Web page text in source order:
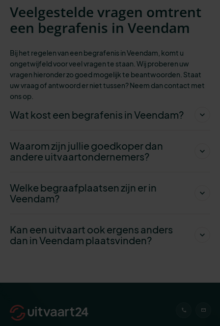
Veelgestelde vragen omtrent
een begrafenis in Veendam
Bij het regelen van een begrafenis in Veendam, komt u
ongetwijfeld voor veel vragen te staan. Wij proberen uw
vragen hieronder zo goed mogelijk te beantwoorden. Staat
uw vraag of antwoord er niet tussen? Neem dan contact met
ons op.
Wat kost een begrafenis in Veendam?
Waarom zijn jullie goedkoper dan
andere uitvaartondernemers?
Welke begraafplaatsen zijn er in
Veendam?
Kan een uitvaart ook ergens anders
dan in Veendam plaatsvinden?